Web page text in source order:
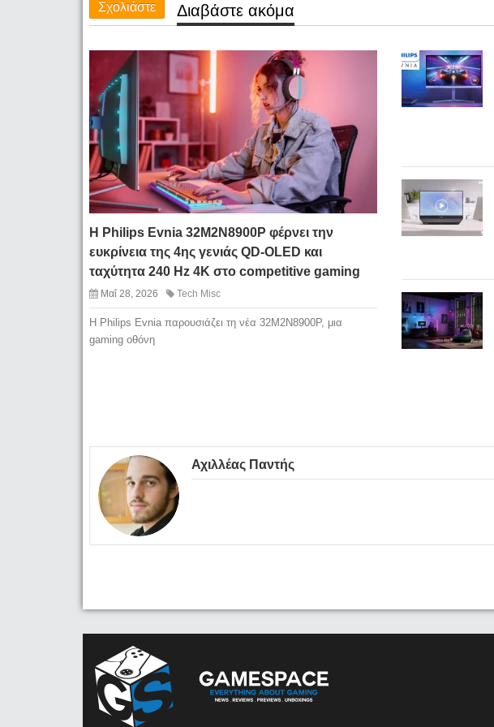
Σχολιάστε Διαβάστε ακόμα
Η Philips Evnia 32M2N8900P φέρνει την
ευκρίνεια της 4ης γενιάς QD-OLED και
ταχύτητα 240 Hz 4K στο competitive gaming
Μαΐ 28, 2026 Tech Misc
Η Philips Evnia παρουσιάζει τη νέα 32M2N8900P, μια
gaming οθόνη
Αχιλλέας Παντής